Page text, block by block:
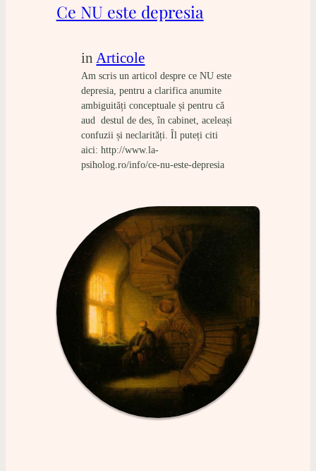
Ce NU este depresia
in Articole
Am scris un articol despre ce NU este
depresia, pentru a clarifica anumite
ambiguități conceptuale și pentru că
aud destul de des, în cabinet, aceleași
confuzii și neclarități. Îl puteți citi
aici: http://www.la-
psiholog.ro/info/ce-nu-este-depresia